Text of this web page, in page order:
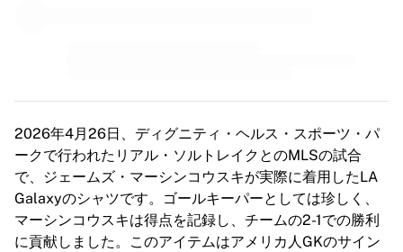
OLリヨンヌ
パリ・サンジェルマン・フェミニン
アーセナルWFC
国別で探す
バスケットボール
ハイライト
2026年4月26日、ディグニティ・ヘルス・スポーツ・パ
ークで行われたリアル・ソルトレイクとのMLSの試合
で、ジェームズ・マーシンコウスキが実際に着用したLA
Galaxyのシャツです。ゴールキーパーとしては珍しく、
マーシンコウスキは得点を記録し、チームの2-1での勝利
に貢献しました。このアイテムはアメリカ人GKのサイン